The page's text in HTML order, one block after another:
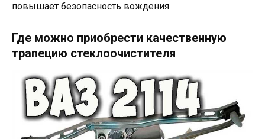
повышает безопасность вождения.
Где можно приобрести качественную
трапецию стеклоочистителя